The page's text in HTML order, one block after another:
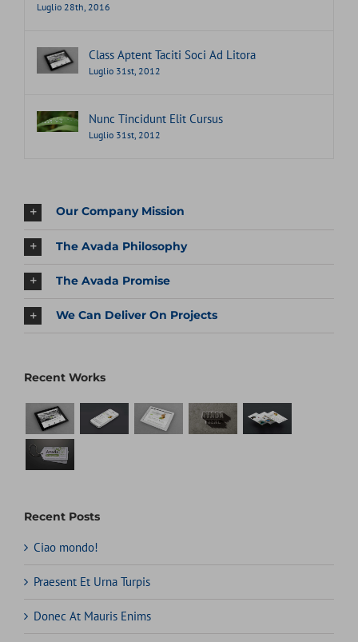
Luglio 28th, 2016
Class Aptent Taciti Soci Ad Litora
Luglio 31st, 2012
Nunc Tincidunt Elit Cursus
Luglio 31st, 2012
Our Company Mission
The Avada Philosophy
The Avada Promise
We Can Deliver On Projects
Recent Works
Recent Posts
Ciao mondo!
Praesent Et Urna Turpis
Donec At Mauris Enims